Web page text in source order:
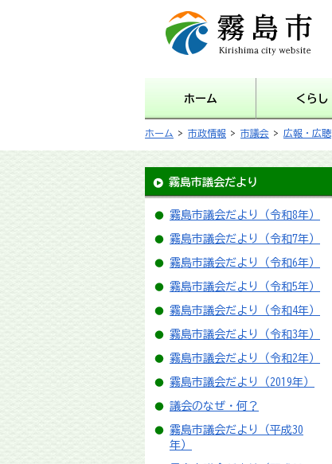
霧島市 Kirishima city
website
ホーム くらし
ホーム > 市政情報 > 市議会 > 広報・広聴
霧島市議会だより
霧島市議会だより（令和8年）
霧島市議会だより（令和7年）
霧島市議会だより（令和6年）
霧島市議会だより（令和5年）
霧島市議会だより（令和4年）
霧島市議会だより（令和3年）
霧島市議会だより（令和2年）
霧島市議会だより（2019年）
議会のなぜ・何？
霧島市議会だより（平成30
年）